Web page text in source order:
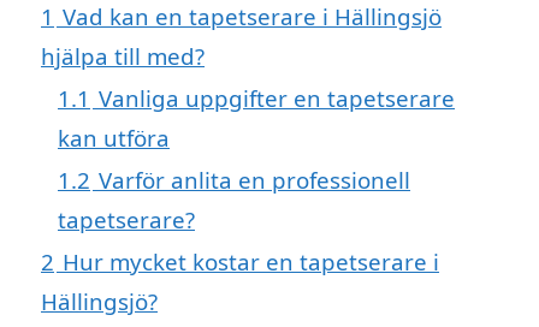
1 Vad kan en tapetserare i Hällingsjö
hjälpa till med?
1.1 Vanliga uppgifter en tapetserare
kan utföra
1.2 Varför anlita en professionell
tapetserare?
2 Hur mycket kostar en tapetserare i
Hällingsjö?